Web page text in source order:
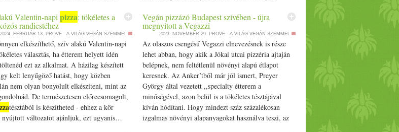
The post Kenyérlángos, más
pompos vagy langalló appeared first on
Valentin-napi pizza: tökéletes a
randiestéhez
2024. FEBRUÁR 13. PROVE - A VILÁG VEGÁN SZEMMEL
elkészíthető, szív alakú Valentin-napi
választás, ha étterem helyett idén
ezt az alkalmat. A házilag készített
kelt lenyűgöző hatást, hogy közben
nem olyan bonyolult elkészíteni, mint az
De természetesen előrecsomagolt,
tésztából is készítheted - ehhez a kör
nyújtott változatot ajánljuk, ezt ugyanis…
étrend kiemelkedő szószólója appeared first on
Prove.hu.
Vegán pizzázó Budapest szívében - újra
megnyitott a Vegazzi
2023. NOVEMBER 29. PROVE - A VILÁG VEGÁN SZEMMEL
Az olaszos csengésű Vegazzi elnevezésnek is része
lehet abban, hogy akik a Jókai utcai pizzéria ajtaján
belépnek, nem feltétlenül növényi alapú étlapot
keresnek. Az Anker’tből már jól ismert, Preyer
György által vezetett ,,specialty étterem a
minőségével, azon belül is a tökéletes tésztájával
kíván hódítani. Hogy mindezt száz százalékosan
izgalmas növényi alapanyagokat használva teszi, az